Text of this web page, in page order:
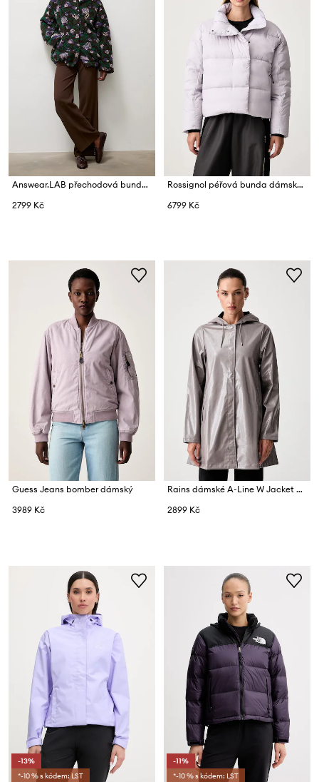
Answear.LAB přechodová bunda dámská fleecová
2799 Kč
Rossignol péřová bunda dámská ARETU
6799 Kč
Guess Jeans bomber dámský
3989 Kč
Rains dámské A-Line W Jacket W3
2899 Kč
-13%
*-10 % s kódem: LST
-11%
*-10 % s kódem: LST